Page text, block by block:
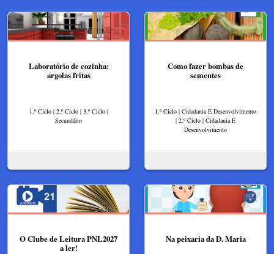
Laboratório de cozinha:
argolas fritas
1.º Ciclo | 2.º Ciclo | 3.º Ciclo |
Secundário
Como fazer bombas de
sementes
1.º Ciclo | Cidadania E Desenvolvimento
| 2.º Ciclo | Cidadania E
Desenvolvimento
O Clube de Leitura PNL2027
a ler!
Na peixaria da D. Maria